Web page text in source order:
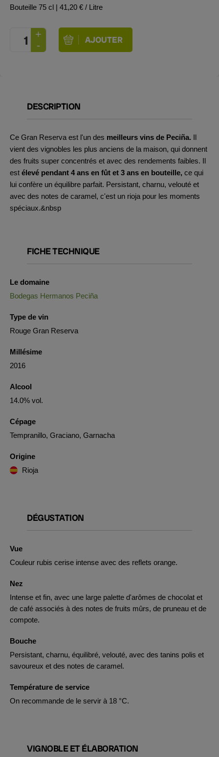
Bouteille 75 cl | 41,20 € / Litre
DESCRIPTION
Ce Gran Reserva est l'un des meilleurs vins de Peciña. Il
vient des vignobles les plus anciens de la maison, qui donnent
des fruits super concentrés et avec des rendements faibles. Il
est élevé pendant 4 ans en fût et 3 ans en bouteille, ce qui
lui confère un équilibre parfait. Persistant, charnu, velouté et
avec des notes de caramel, c'est un rioja pour les moments
spéciaux.&nbsp
FICHE TECHNIQUE
Le domaine
Bodegas Hermanos Peciña
Type de vin
Rouge Gran Reserva
Millésime
2016
Alcool
14.0% vol.
Cépage
Tempranillo, Graciano, Garnacha
Origine
Rioja
DÉGUSTATION
Vue
Couleur rubis cerise intense avec des reflets orange.
Nez
Intense et fin, avec une large palette d'arômes de chocolat et
de café associés à des notes de fruits mûrs, de pruneau et de
compote.
Bouche
Persistant, charnu, équilibré, velouté, avec des tanins polis et
savoureux et des notes de caramel.
Température de service
On recommande de le servir à 18 °C.
VIGNOBLE ET ÉLABORATION